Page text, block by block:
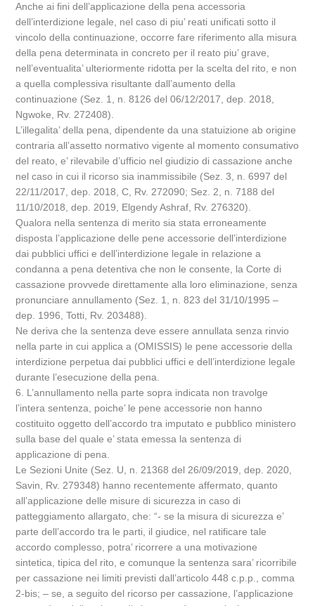
Anche ai fini dell’applicazione della pena accessoria
dell’interdizione legale, nel caso di piu’ reati unificati sotto il
vincolo della continuazione, occorre fare riferimento alla misura
della pena determinata in concreto per il reato piu’ grave,
nell’eventualita’ ulteriormente ridotta per la scelta del rito, e non
a quella complessiva risultante dall’aumento della
continuazione (Sez. 1, n. 8126 del 06/12/2017, dep. 2018,
Ngwoke, Rv. 272408).
L’illegalita’ della pena, dipendente da una statuizione ab origine
contraria all’assetto normativo vigente al momento consumativo
del reato, e’ rilevabile d’ufficio nel giudizio di cassazione anche
nel caso in cui il ricorso sia inammissibile (Sez. 3, n. 6997 del
22/11/2017, dep. 2018, C, Rv. 272090; Sez. 2, n. 7188 del
11/10/2018, dep. 2019, Elgendy Ashraf, Rv. 276320).
Qualora nella sentenza di merito sia stata erroneamente
disposta l’applicazione delle pene accessorie dell’interdizione
dai pubblici uffici e dell’interdizione legale in relazione a
condanna a pena detentiva che non le consente, la Corte di
cassazione provvede direttamente alla loro eliminazione, senza
pronunciare annullamento (Sez. 1, n. 823 del 31/10/1995 –
dep. 1996, Totti, Rv. 203488).
Ne deriva che la sentenza deve essere annullata senza rinvio
nella parte in cui applica a (OMISSIS) le pene accessorie della
interdizione perpetua dai pubblici uffici e dell’interdizione legale
durante l’esecuzione della pena.
6. L’annullamento nella parte sopra indicata non travolge
l’intera sentenza, poiche’ le pene accessorie non hanno
costituito oggetto dell’accordo tra imputato e pubblico ministero
sulla base del quale e’ stata emessa la sentenza di
applicazione di pena.
Le Sezioni Unite (Sez. U, n. 21368 del 26/09/2019, dep. 2020,
Savin, Rv. 279348) hanno recentemente affermato, quanto
all’applicazione delle misure di sicurezza in caso di
patteggiamento allargato, che: “- se la misura di sicurezza e’
parte dell’accordo tra le parti, il giudice, nel ratificare tale
accordo complesso, potra’ ricorrere a una motivazione
sintetica, tipica del rito, e comunque la sentenza sara’ ricorribile
per cassazione nei limiti previsti dall’articolo 448 c.p.p., comma
2-bis; – se, a seguito del ricorso per cassazione, l’applicazione